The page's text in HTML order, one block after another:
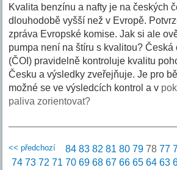
Kvalita benzínu a nafty je na českých
dlouhodobě vyšší než v Evropě.
zpráva Evropské komise. Jak si ale
pumpa není na štíru s kvalitou?
(ČOI) pravidelně kontroluje kvalitu
Česku a výsledky zveřejňuje. Je pro
možné se ve výsledcích kontrol a v
paliva zorientovat?
<< předchozí 84 83 82 81 80 79 7877
74 73 72 71 70 69 68 67 66 65 64 63